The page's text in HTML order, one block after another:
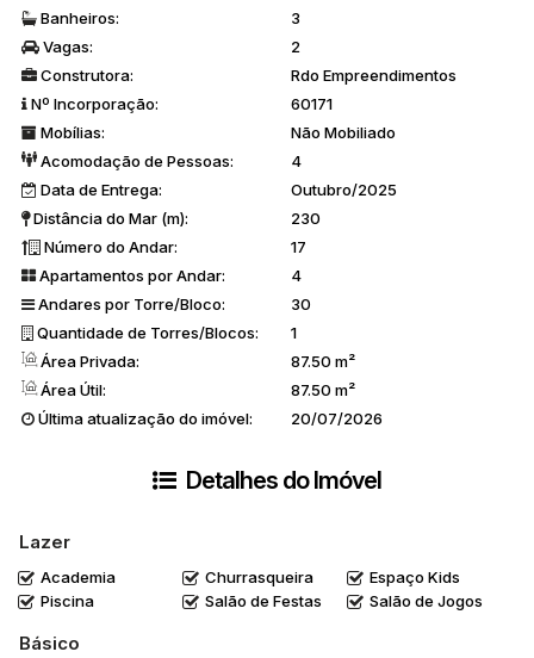
Banheiros:
3
Vagas:
2
Construtora:
Rdo Empreendimentos
Nº Incorporação:
60171
Mobílias:
Não Mobiliado
Acomodação de Pessoas:
4
Data de Entrega:
Outubro/2025
Distância do Mar (m):
230
Número do Andar:
17
Apartamentos por Andar:
4
Andares por Torre/Bloco:
30
Quantidade de Torres/Blocos:
1
Área Privada:
87.50 m²
Área Útil:
87.50 m²
Última atualização do imóvel:
20/07/2026
Detalhes do Imóvel
Lazer
Academia Churrasqueira
Espaço Kids
Piscina
Salão de Festas Salão de Jogos
Básico